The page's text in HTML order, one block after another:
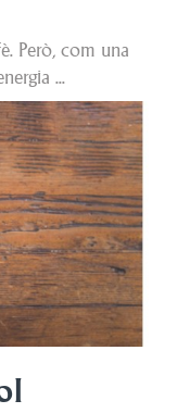
Però, com una
...